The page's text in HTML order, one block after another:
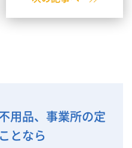
用品、事業所の定
となら